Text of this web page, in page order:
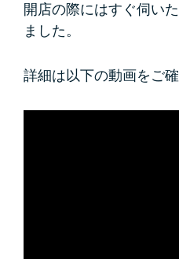
開店の際にはすぐ伺い
ました。
詳細は以下の動画をご確